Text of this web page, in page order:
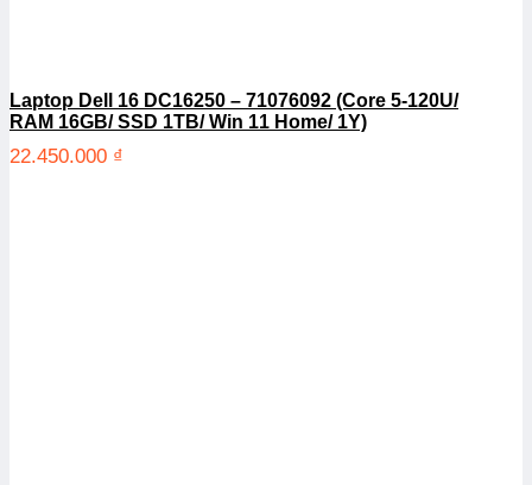
Laptop Dell 16 DC16250 – 71076092 (Core 5-120U/
RAM 16GB/ SSD 1TB/ Win 11 Home/ 1Y)
22.450.000 ₫